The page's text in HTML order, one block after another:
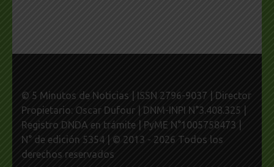
© 5 Minutos de Noticias | ISSN 2796-9037 | Director
Propietario: Oscar Dufour | DNM-INPI N°3.408.325 |
Registro DNDA en trámite | PyME N°1005758473 |
N° de edición 5354 | © 2013 - 2026 Todos los
derechos reservados